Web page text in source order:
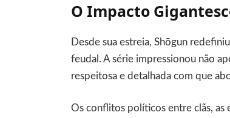
O Impacto
Desde sua estreia, Shōgun
feudal. A série impressionou não
respeitosa e detalhada com que
Os conflitos políticos entre clãs, as